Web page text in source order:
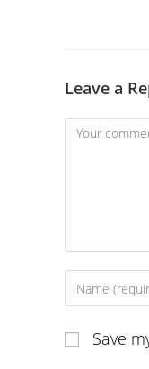
Leave a
Comment
Enter
your
or
Save